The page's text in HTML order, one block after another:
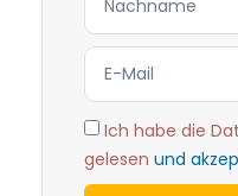
Ich habe die
gelesen und